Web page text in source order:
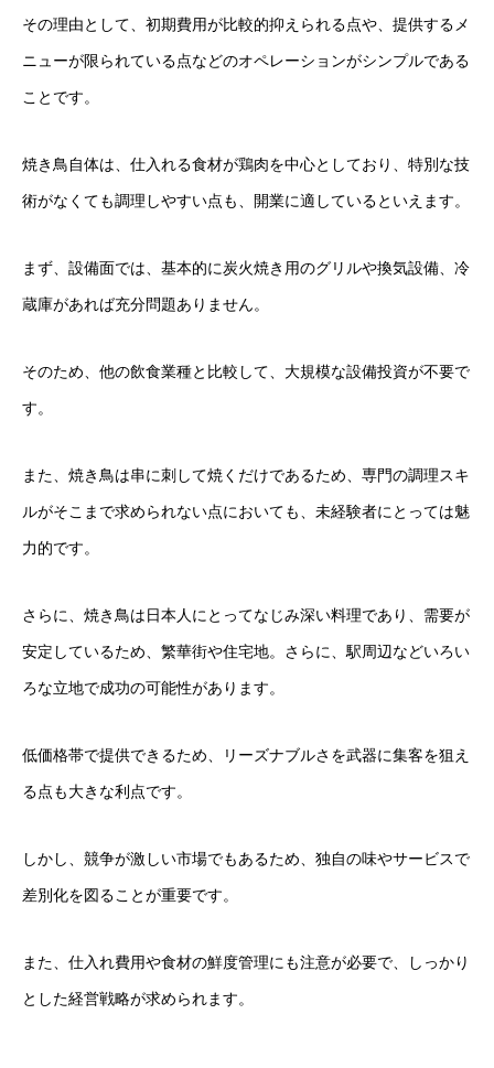
その理由として、初期費用が比較的抑えられる点や、提供するメ
ニューが限られている点などのオペレーションがシンプルである
ことです。
焼き鳥自体は、仕入れる食材が鶏肉を中心としており、特別な技
術がなくても調理しやすい点も、開業に適しているといえます。
まず、設備面では、基本的に炭火焼き用のグリルや換気設備、冷
蔵庫があれば充分問題ありません。
そのため、他の飲食業種と比較して、大規模な設備投資が不要で
す。
また、焼き鳥は串に刺して焼くだけであるため、専門の調理スキ
ルがそこまで求められない点においても、未経験者にとっては魅
力的です。
さらに、焼き鳥は日本人にとってなじみ深い料理であり、需要が
安定しているため、繁華街や住宅地。さらに、駅周辺などいろい
ろな立地で成功の可能性があります。
低価格帯で提供できるため、リーズナブルさを武器に集客を狙え
る点も大きな利点です。
しかし、競争が激しい市場でもあるため、独自の味やサービスで
差別化を図ることが重要です。
また、仕入れ費用や食材の鮮度管理にも注意が必要で、しっかり
とした経営戦略が求められます。